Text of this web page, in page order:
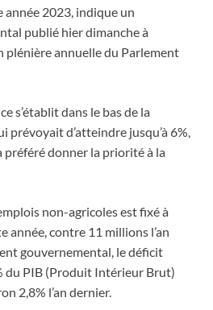
2023, indique un
publié hier dimanche à
plénière annuelle du Parlement
s’établit dans le bas de la
prévoyait d’atteindre jusqu’à 6%,
préféré donner la priorité à la
non-agricoles est fixé à
année, contre 11 millions l’an
gouvernemental, le déficit
du PIB (Produit Intérieur Brut)
2,8% l’an dernier.